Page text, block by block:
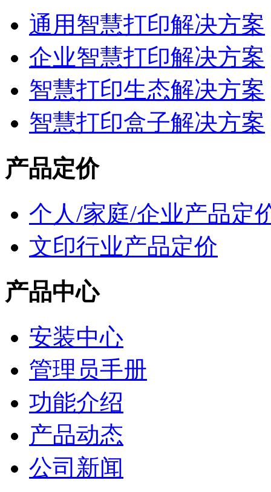
通用智慧打印解决方案
企业智慧打印解决方案
智慧打印生态解决方案
智慧打印盒子解决方案
产品定价
个人/家庭/企业产品定
文印行业产品定价
产品中心
安装中心
管理员手册
功能介绍
产品动态
公司新闻